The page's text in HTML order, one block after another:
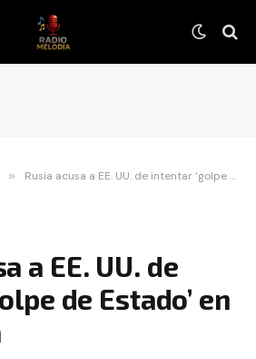
» Rusia acusa a EE. UU. de intentar ‘golpe de Estado’ en Venezuela
a EE. UU. de
de Estado’ en